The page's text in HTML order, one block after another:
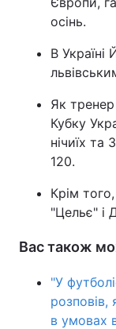
осінь.
В Україні
Як тренер
Кубку
нічиїх та
120.
Крім
"Цельє" і
Вас також
"У
в умовах